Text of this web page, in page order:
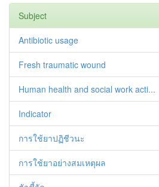
Subject
Antibiotic usage
Fresh traumatic wound
Human health and social work acti...
Indicator
การใช้ยาปฏิชีวนะ
การใช้ยาอย่างสมเหตุผล